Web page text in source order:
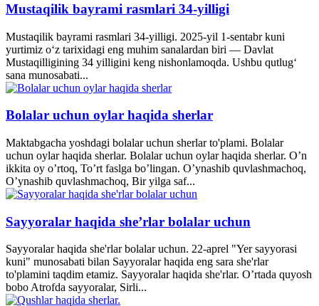
Mustaqilik bayrami rasmlari 34-yilligi
Mustaqilik bayrami rasmlari 34-yilligi. 2025-yil 1-sentabr kuni
yurtimiz o‘z tarixidagi eng muhim sanalardan biri — Davlat
Mustaqilligining 34 yilligini keng nishonlamoqda. Ushbu qutlug‘
sana munosabati...
Bolalar uchun oylar haqida sherlar
Maktabgacha yoshdagi bolalar uchun sherlar to'plami. Bolalar
uchun oylar haqida sherlar. Bolalar uchun oylar haqida sherlar. O’n
ikkita oy o’rtoq, To’rt faslga bo’lingan. O’ynashib quvlashmachoq,
O’ynashib quvlashmachoq, Bir yilga saf...
Sayyoralar haqida she’rlar bolalar uchun
Sayyoralar haqida she'rlar bolalar uchun. 22-aprel "Yer sayyorasi
kuni" munosabati bilan Sayyoralar haqida eng sara she'rlar
to'plamini taqdim etamiz. Sayyoralar haqida she'rlar. O’rtada quyosh
bobo Atrofda sayyoralar, Sirli...